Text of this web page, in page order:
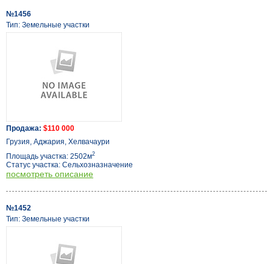
№1456
Тип: Земельные участки
Продажа: $110 000
Грузия, Аджария, Хелвачаури
Площадь участка: 2502м2
Статус участка: Сельхозназначение
посмотреть описание
№1452
Тип: Земельные участки